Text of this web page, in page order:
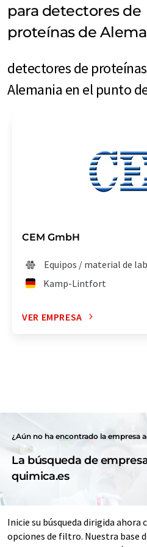
para detectores de
proteínas de
detectores de
Alemania en el punto
CEM GmbH
Equipos / material de
Kamp-Lintfort
VER EMPRESA
¿Aún no ha encontrado la empresa
La búsqueda de
quimica.es
Inicie su búsqueda dirigida ahora
opciones de filtro. Nuestra base